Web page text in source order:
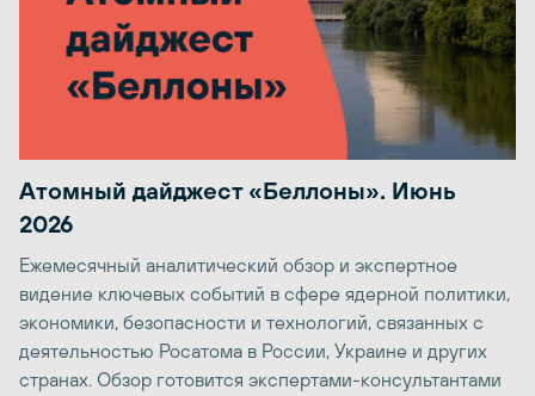
Атомный дайджест «Беллоны». Июнь
2026
Ежемесячный аналитический обзор и экспертное
видение ключевых событий в сфере ядерной политики,
экономики, безопасности и технологий, связанных с
деятельностью Росатома в России, Украине и других
странах. Обзор готовится экспертами-консультантами